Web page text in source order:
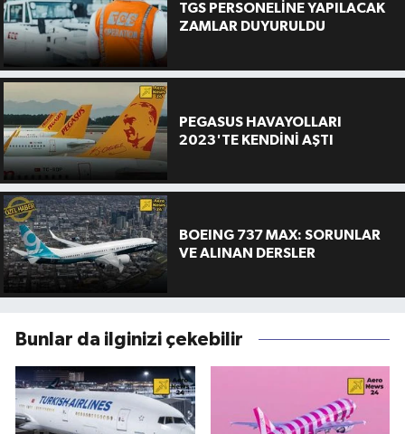
TGS PERSONELİNE YAPILACAK
ZAMLAR DUYURULDU
PEGASUS HAVAYOLLARI
2023'TE KENDİNİ AŞTI
BOEING 737 MAX: SORUNLAR
VE ALINAN DERSLER
Bunlar da ilginizi çekebilir